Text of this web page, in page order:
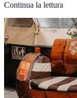
Continua la lettura